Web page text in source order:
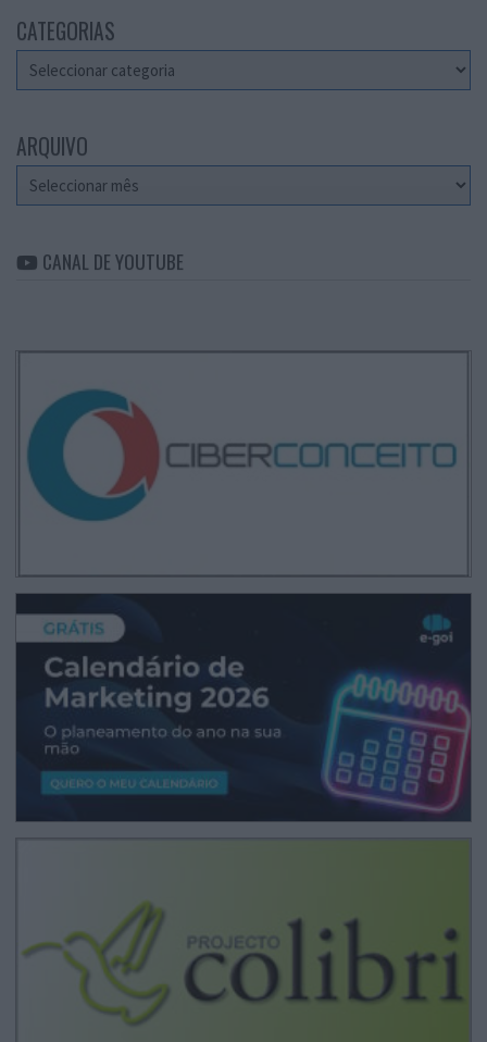
CATEGORIAS
Categorias
ARQUIVO
Arquivo
CANAL DE YOUTUBE